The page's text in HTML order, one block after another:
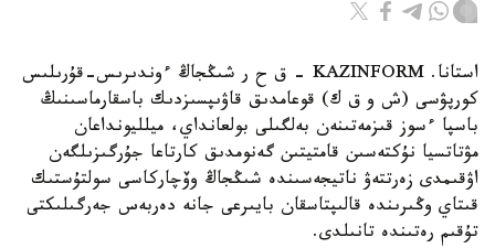
استانا. KAZINFORM – ق ح ر شىڭجاڭ ءوندىرىس-قۇرىلىس
كورپۋسى (ش و ق ك) قوعامدىق قاۋىپسىزدىك باسقارماسىنىڭ
باسپا ءسوز قىزمەتىنەن بەلگىلى بولعانداي، ميلليونداعان
مۋتاتسيا نۇكتەسىن قامتيتىن گەنومدىق كارتاعا جۇرگىزىلگەن
اۋقىمدى زەرتتەۋ ناتيجەسىندە شىڭجاڭ وۆچاركاسى سولتۇستىك
قىتاي وڭىرىندە قالىپتاسقان بايىرعى جانە دەربەس جەرگىلىكتى
تۇقىم رەتىندە تانىلدى.